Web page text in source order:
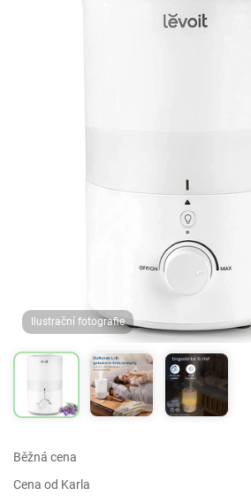
Ilustrační fotografie
Běžná cena
Cena od Karla